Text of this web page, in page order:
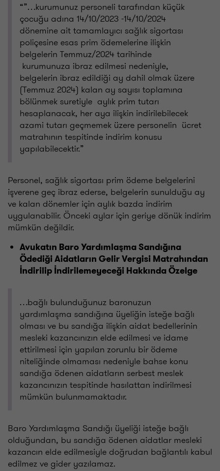
“”…kurumunuz personeli tarafından küçük
çocuğu adına 14/10/2023 -14/10/2024
dönemine ait tamamlayıcı sağlık sigortası
poliçesine esas prim ödemelerine ilişkin
belgelerin Temmuz/2024 tarihinde
kurumunuza ibraz edilmesi nedeniyle,
belgelerin ibraz edildiği ay dahil olmak üzere
(Temmuz 2024) kalan ay sayısı toplamına
bölünmek suretiyle aylık prim tutarı
hesaplanacak, her aya ilişkin indirilebilecek
azami tutarı geçmemek üzere personelin ücret
matrahının tespitinde indirim konusu
yapılabilecektir.”
Personel, sağlık sigortası prim ödeme belgelerini
işverene geç ibraz ederse, belgelerin sunulduğu ay
ve kalan dönemler için aylık bazda indirim
uygulanabilir. Önceki aylar için geriye dönük indirim
mümkün değildir.
Avukatın Baro Yardımlaşma Sandığına
Ödediği Aidatların Gelir Vergisi Matrahından
İndirilip İndirilemeyeceği Hakkında Özelge
…bağlı bulunduğunuz baronuzun
yardımlaşma sandığına üyeliğin isteğe bağlı
olması ve bu sandığa ilişkin aidat bedellerinin
mesleki kazancınızın elde edilmesi ve idame
ettirilmesi için yapılan zorunlu bir ödeme
niteliğinde olmaması nedeniyle bahse konu
sandığa ödenen aidatların serbest meslek
kazancınızın tespitinde hasılattan indirilmesi
mümkün bulunmamaktadır.
Baro Yardımlaşma Sandığı üyeliği isteğe bağlı
olduğundan, bu sandığa ödenen aidatlar mesleki
kazancın elde edilmesiyle doğrudan bağlantılı kabul
edilmez ve gider yazılamaz.